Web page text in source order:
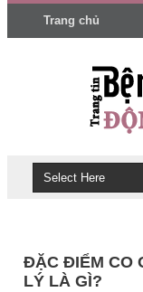
Trang chủ
ĐẶC ĐIỂM CO
LÝ LÀ GÌ?